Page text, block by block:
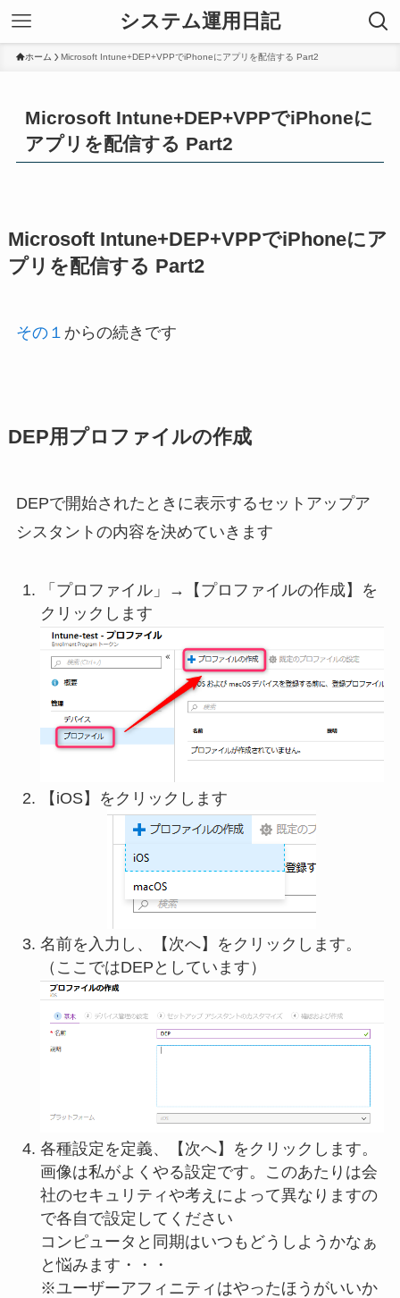
システム運用日記
ホーム Microsoft Intune+DEP+VPPでiPhoneにアプリを配信する Part2
Microsoft Intune+DEP+VPPでiPhoneに
アプリを配信する Part2
Microsoft Intune+DEP+VPPでiPhoneにア
プリを配信する Part2
その１ からの続きです
DEP用プロファイルの作成
DEPで開始されたときに表示するセットアップア
シスタントの内容を決めていきます
「プロファイル」→【プロファイルの作成】を
クリックします
【iOS】をクリックします
名前を入力し、【次へ】をクリックします。
（ここではDEPとしています）
各種設定を定義、【次へ】をクリックします。
画像は私がよくやる設定です。このあたりは会
社のセキュリティや考えによって異なりますの
で各自で設定してください
コンピュータと同期はいつもどうしようかなぁ
と悩みます・・・
※ユーザーアフィニティはやったほうがいいか